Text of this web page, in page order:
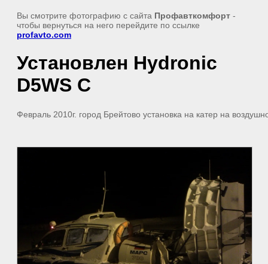
Вы смотрите фотографию с сайта Профавткомфорт -
чтобы вернуться на него перейдите по ссылке
profavto.com
Установлен Hydronic
D5WS C
Февраль 2010г. город Брейтово установка на катер на